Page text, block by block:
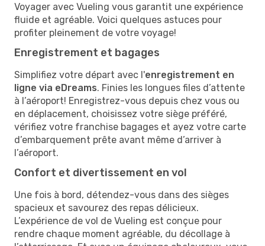
Voyager avec Vueling vous garantit une expérience
fluide et agréable. Voici quelques astuces pour
profiter pleinement de votre voyage!
Enregistrement et bagages
Simplifiez votre départ avec l'enregistrement en
ligne via eDreams. Finies les longues files d’attente
à l’aéroport! Enregistrez-vous depuis chez vous ou
en déplacement, choisissez votre siège préféré,
vérifiez votre franchise bagages et ayez votre carte
d’embarquement prête avant même d’arriver à
l’aéroport.
Confort et divertissement en vol
Une fois à bord, détendez-vous dans des sièges
spacieux et savourez des repas délicieux.
L’expérience de vol de Vueling est conçue pour
rendre chaque moment agréable, du décollage à